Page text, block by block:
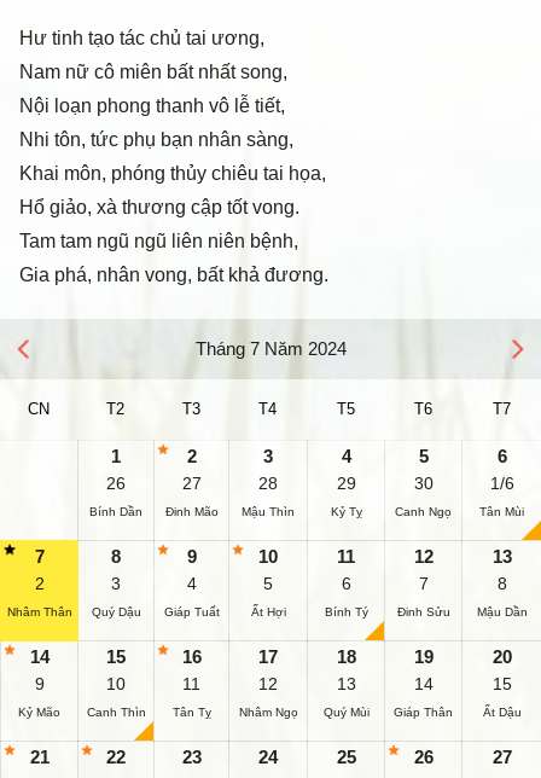
Hư tinh tạo tác chủ tai ương,
Nam nữ cô miên bất nhất song,
Nội loạn phong thanh vô lễ tiết,
Nhi tôn, tức phụ bạn nhân sàng,
Khai môn, phóng thủy chiêu tai họa,
Hổ giảo, xà thương cập tốt vong.
Tam tam ngũ ngũ liên niên bệnh,
Gia phá, nhân vong, bất khả đương.
Tháng 7 Năm 2024
CN T2 T3 T4 T5 T6 T7
1
26
Bính Dần
2
27
Đinh Mão
3
28
Mậu Thìn
4
29
Kỷ Tỵ
5
30
Canh Ngọ
6
1/6
Tân Mùi
7
2
Nhâm Thân
8
3
Quý Dậu
9
4
Giáp Tuất
10
5
Ất Hợi
11
6
Bính Tý
12
7
Đinh Sửu
13
8
Mậu Dần
14
9
Kỷ Mão
15
10
Canh Thìn
16
11
Tân Tỵ
17
12
Nhâm Ngọ
18
13
Quý Mùi
19
14
Giáp Thân
20
15
Ất Dậu
21 22 23 24 25 26 27